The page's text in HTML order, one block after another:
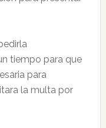
tiempo para que
para
la multa por